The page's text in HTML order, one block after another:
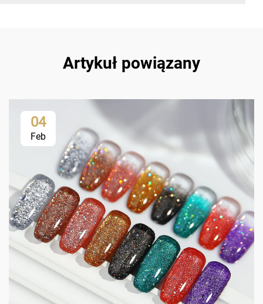
Artykuł powiązany
04
Feb